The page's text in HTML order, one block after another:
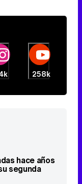
258k
hace años
segunda